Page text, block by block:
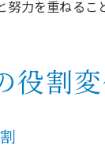
力を重ねる
役割